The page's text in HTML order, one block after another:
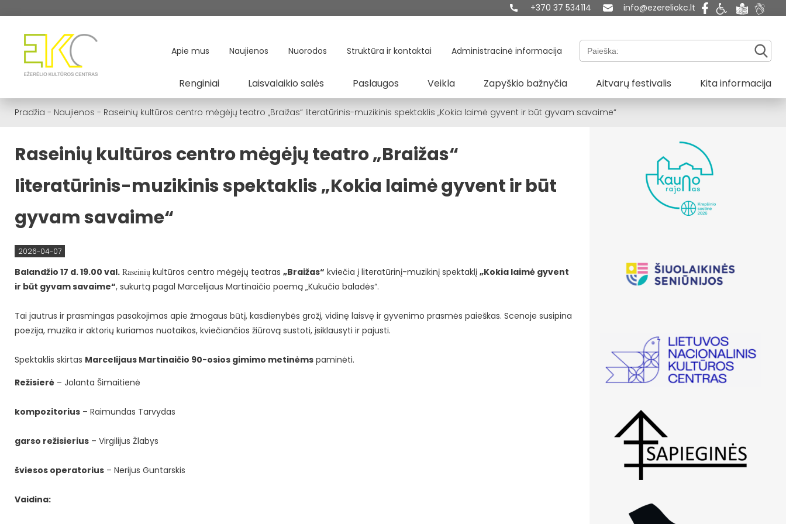
+370 37 534114 info@ezereliokc.lt
Apie mus Naujienos Nuorodos Struktūra ir kontaktai Administracinė informacija Paieška:
Renginiai Laisvalaikio salės Paslaugos Veikla Zapyškio bažnyčia Aitvarų festivalis Kita informacija
Pradžia - Naujienos - Raseinių kultūros centro mėgėjų teatro „Braižas“ literatūrinis-muzikinis spektaklis „Kokia laimė gyvent ir būt gyvam savaime“
Raseinių kultūros centro mėgėjų teatro „Braižas“
literatūrinis-muzikinis spektaklis „Kokia laimė gyvent ir būt
gyvam savaime“
2026-04-07
Balandžio 17 d. 19.00 val. Raseinių kultūros centro mėgėjų teatras „Braižas“ kviečia į literatūrinį-muzikinį spektaklį „Kokia laimė gyvent
ir būt gyvam savaime“, sukurtą pagal Marcelijaus Martinaičio poemą „Kukučio baladės“.
Tai jautrus ir prasmingas pasakojimas apie žmogaus būtį, kasdienybės grožį, vidinę laisvę ir gyvenimo prasmės paieškas. Scenoje susipina
poezija, muzika ir aktorių kuriamos nuotaikos, kviečiančios žiūrovą sustoti, įsiklausyti ir pajusti.
Spektaklis skirtas Marcelijaus Martinaičio 90-osios gimimo metinėms paminėti.
Režisierė – Jolanta Šimaitienė
kompozitorius – Raimundas Tarvydas
garso režisierius – Virgilijus Žlabys
šviesos operatorius – Nerijus Guntarskis
Vaidina: